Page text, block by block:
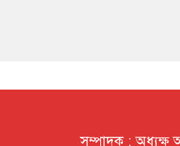
সম্পাদক : অধ্যক্ষ